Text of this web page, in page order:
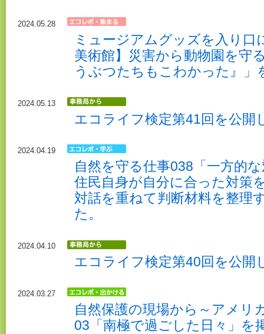
2024.05.28
ミュージアムグッズを入り口
美術館】災害から動物園を守
うぶつたちもこわかった』」
2024.05.13
エコライフ検定第41回を公開
2024.04.19
自然を守る仕事038「一方的
住民自身が自分に合った対策
対話を重ねて判断材料を整理
た。
2024.04.10
エコライフ検定第40回を公開
2024.03.27
自然保護の現場から～アメリ
03「南極で過ごした日々」を